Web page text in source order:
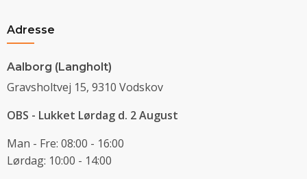
Adresse
Aalborg (Langholt)
Gravsholtvej 15, 9310 Vodskov
OBS - Lukket Lørdag d. 2 August
Man - Fre: 08:00 - 16:00
Lørdag: 10:00 - 14:00